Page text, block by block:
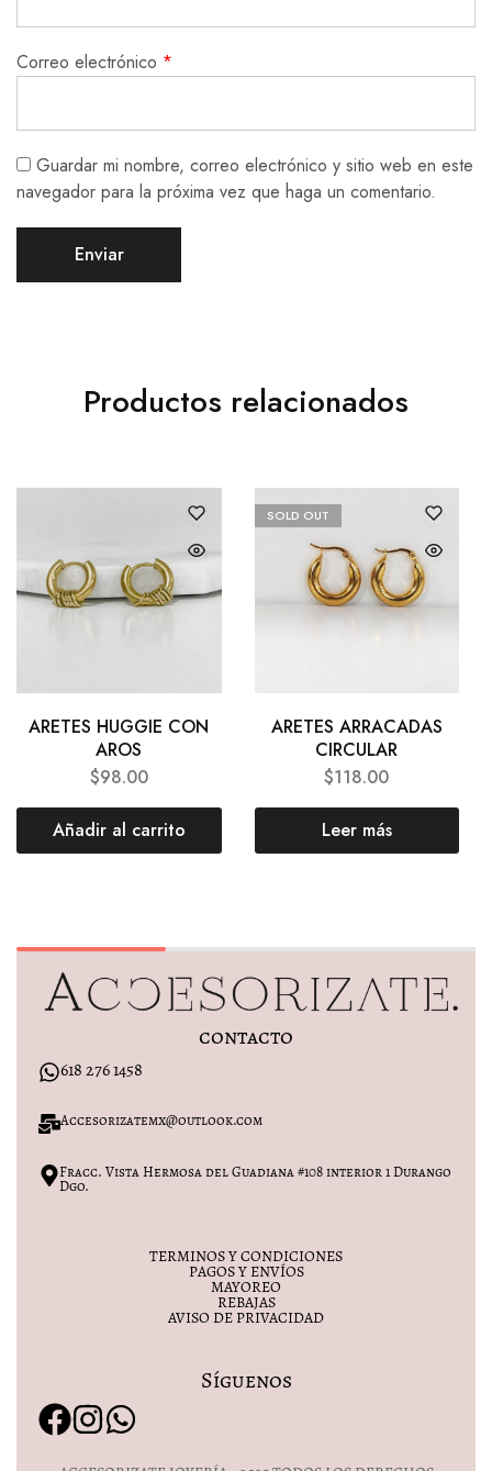
Correo electrónico *
Guardar mi nombre, correo electrónico y sitio web en este
navegador para la próxima vez que haga un comentario.
Productos relacionados
ARETES HUGGIE CON
AROS
$98.00
Añadir al carrito
SOLD OUT
ARETES ARRACADAS
CIRCULAR
$118.00
Leer más
contacto
618 276 1458
Accesorizatemx@outlook.com
Fracc. Vista Hermosa del Guadiana #108 interior 1 Durango
Dgo.
TERMINOS Y CONDICIONES
PAGOS Y ENVÍOS
MAYOREO
REBAJAS
AVISO DE PRIVACIDAD
Síguenos